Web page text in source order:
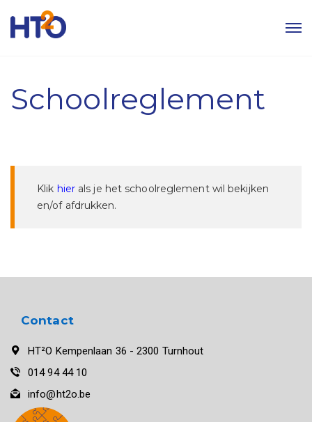
Schoolreglement
Klik hier als je het schoolreglement wil bekijken
en/of afdrukken.
Contact
HT²O Kempenlaan 36 - 2300 Turnhout
014 94 44 10
info@ht2o.be